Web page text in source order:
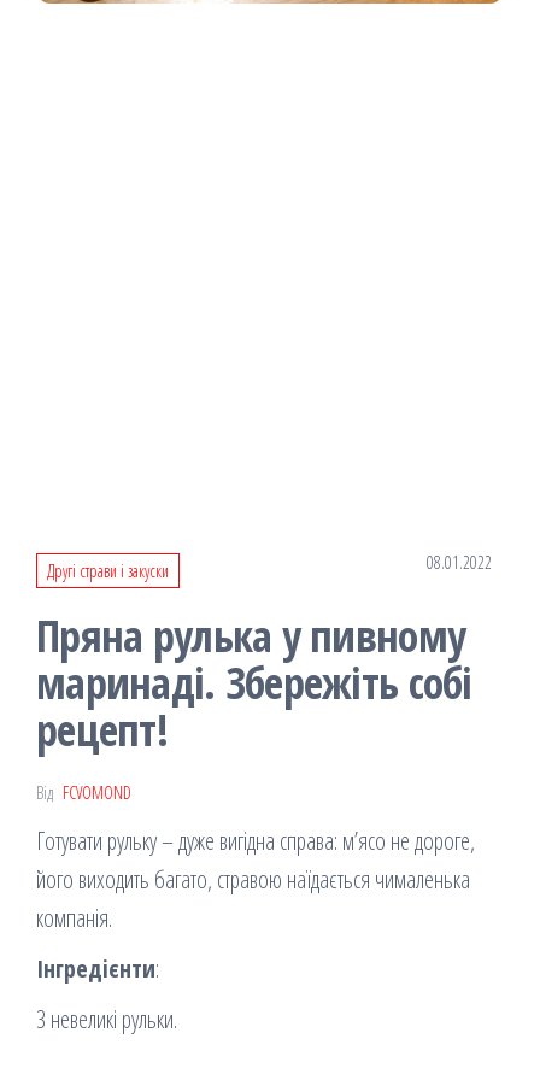
Другі страви і закуски 08.01.2022
Пряна рулька у пивному
маринаді. Збережіть собі
рецепт!
Від FCVOMOND
Готувати рульку – дуже вигідна справа: м’ясо не дороге,
його виходить багато, стравою наїдається чималенька
компанія.
Інгредієнти:
3 невеликі рульки.